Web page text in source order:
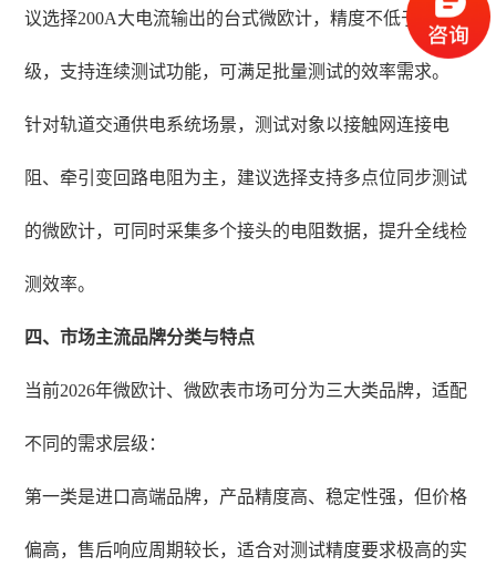
议选择200A大电流输出的台式微欧计，精度不低于0.03%
级，支持连续测试功能，可满足批量测试的效率需求。
针对轨道交通供电系统场景，测试对象以接触网连接电
阻、牵引变回路电阻为主，建议选择支持多点位同步测试
的微欧计，可同时采集多个接头的电阻数据，提升全线检
测效率。
四、市场主流品牌分类与特点
当前2026年微欧计、微欧表市场可分为三大类品牌，适配
不同的需求层级：
第一类是进口高端品牌，产品精度高、稳定性强，但价格
偏高，售后响应周期较长，适合对测试精度要求极高的实